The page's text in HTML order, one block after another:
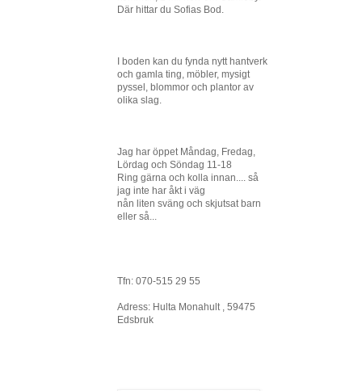
Där hittar du Sofias Bod.
I boden kan du fynda nytt hantverk
och gamla ting, möbler, mysigt
pyssel, blommor och plantor av
olika slag.
Jag har öppet Måndag, Fredag,
Lördag och Söndag 11-18
Ring gärna och kolla innan.... så
jag inte har åkt i väg
nån liten sväng och skjutsat barn
eller så...
Tfn: 070-515 29 55
Adress: Hulta Monahult , 59475
Edsbruk